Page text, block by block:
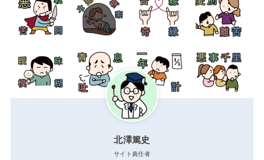
北澤篤史
サイト責任者